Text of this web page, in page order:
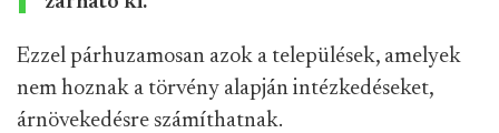
Ezzel párhuzamosan azok a települések, amelyek
nem hoznak a törvény alapján intézkedéseket,
árnövekedésre számíthatnak.